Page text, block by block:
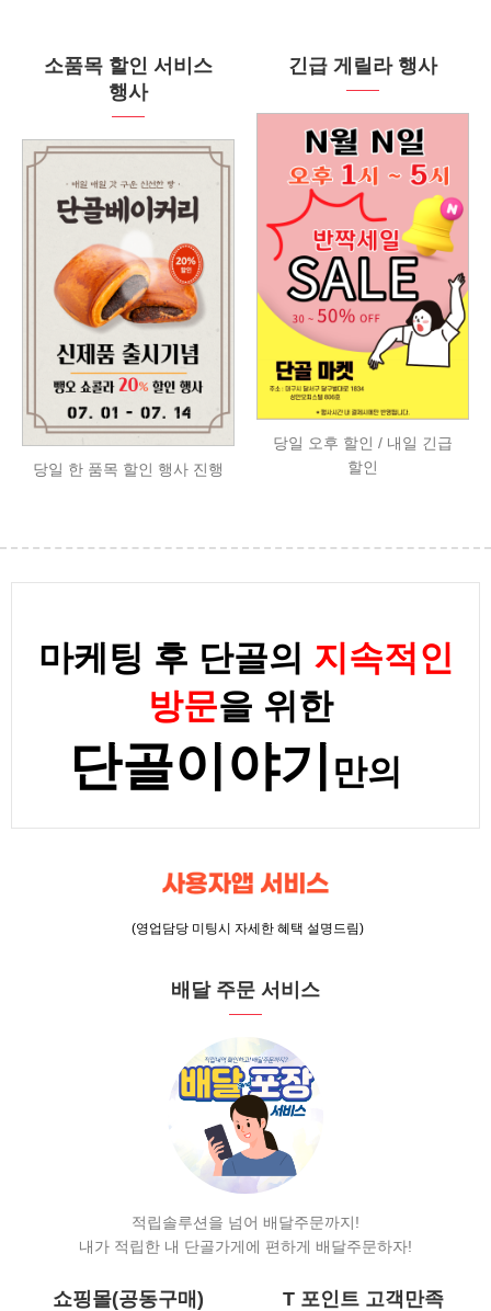
소품목 할인 서비스
행사
당일 한 품목 할인 행사 진행
긴급 게릴라 행사
당일 오후 할인 / 내일 긴급
할인
마케팅 후 단골의 지속적인
방문을 위한
단골이야기 만의
(영업담당 미팅시 자세한 혜택 설명드림)
배달 주문 서비스
적립솔루션을 넘어 배달주문까지!
내가 적립한 내 단골가게에 편하게 배달주문하자!
쇼핑몰(공동구매)
T 포인트 고객만족